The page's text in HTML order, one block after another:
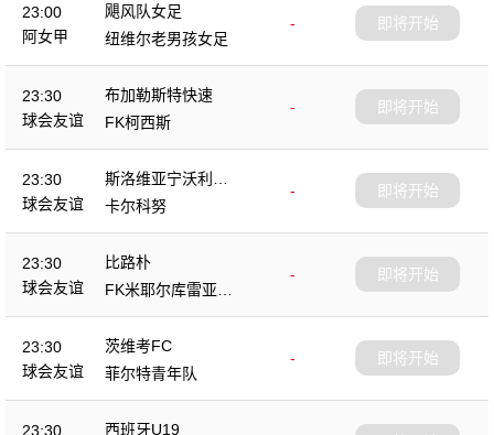
23:00
阿女甲
飓风队女足
-
纽维尔老男孩女足
即将开始
23:30
球会友谊
布加勒斯特快速
-
FK柯西斯
即将开始
23:30
球会友谊
斯洛维亚宁沃利博
茨
-
卡尔科努
即将开始
23:30
球会友谊
比路朴
-
FK米耶尔库雷亚丘
克
即将开始
23:30
球会友谊
茨维考FC
-
菲尔特青年队
即将开始
23:30 西班牙U19